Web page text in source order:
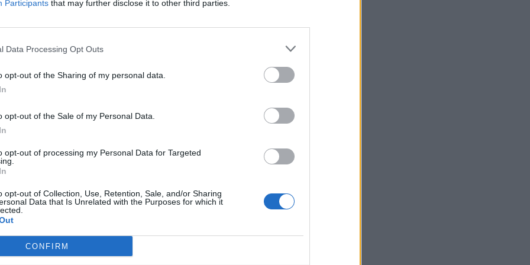
Participants that may further disclose it to other third parties.
Data Processing Opt Outs
opt-out of the Sharing of my personal data.
opt-out of the Sale of my Personal Data.
opt-out of processing my Personal Data for Targeted
opt-out of Collection, Use, Retention, Sale, and/or Sharing
Data that Is Unrelated with the Purposes for which it
CONFIRM
Milínskou ulicí po chodníku 36letý cyklista. Při dechové
promile alkoholu.
Zítra ráno se z Nového rybníku bude vysílat